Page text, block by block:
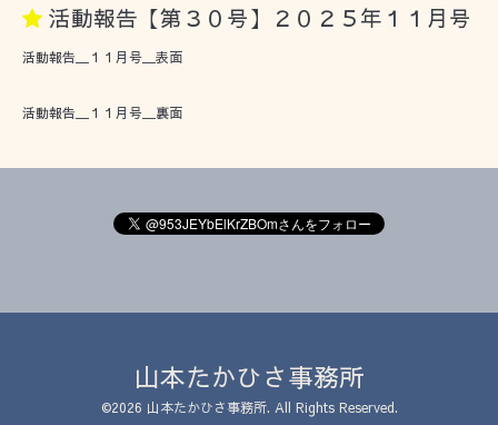
活動報告【第３０号】２０２５年１１月号
活動報告＿１１月号＿表面
活動報告＿１１月号＿裏面
山本たかひさ事務所
©2026 山本たかひさ事務所. All Rights Reserved.